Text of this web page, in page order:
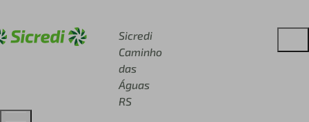
Sicredi
Caminho
das
Águas
RS